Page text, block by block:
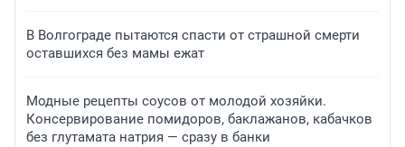
В Волгограде пытаются спасти от страшной смерти
оставшихся без мамы ежат
Модные рецепты соусов от молодой хозяйки.
Консервирование помидоров, баклажанов, кабачков
без глутамата натрия — сразу в банки